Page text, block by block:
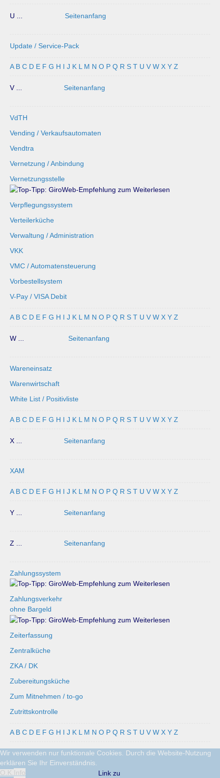
U ... Seitenanfang
Update / Service-Pack
A B C D E F G H I J K L M N O P Q R S T U V W X Y Z
V ... Seitenanfang
VdTH
Vending / Verkaufsautomaten
Vendtra
Vernetzung / Anbindung
Vernetzungsstelle
Verpflegungssystem
Verteilerküche
Verwaltung / Administration
VKK
VMC / Automatensteuerung
Vorbestellsystem
V-Pay / VISA Debit
A B C D E F G H I J K L M N O P Q R S T U V W X Y Z
W ... Seitenanfang
Wareneinsatz
Warenwirtschaft
White List / Positivliste
A B C D E F G H I J K L M N O P Q R S T U V W X Y Z
X ... Seitenanfang
XAM
A B C D E F G H I J K L M N O P Q R S T U V W X Y Z
Y ... Seitenanfang
Z ... Seitenanfang
Zahlungssystem
Zahlungsverkehr
ohne Bargeld
Zeiterfassung
Zentralküche
ZKA / DK
Zubereitungsküche
Zum Mitnehmen / to-go
Zutrittskontrolle
A B C D E F G H I J K L M N O P Q R S T U V W X Y Z
Link zu
Wir verwenden nur funktionale Cookies. Durch die Website-Nutzung
erklären Sie Ihr Einverständnis.
O.K.
Info